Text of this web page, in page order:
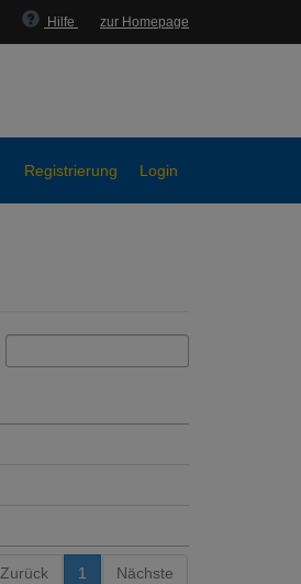
Hilfe zur Homepage
Registrierung Login
Zurück 1 Nächste